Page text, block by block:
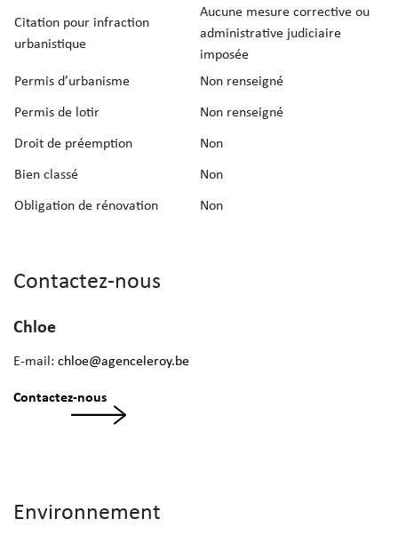
Citation pour infraction
urbanistique
Aucune mesure corrective ou
administrative judiciaire
imposée
Permis d’urbanisme
Non renseigné
Permis de lotir
Non renseigné
Droit de préemption
Non
Bien classé
Non
Obligation de rénovation
Non
Contactez-nous
Chloe
E-mail: chloe@agenceleroy.be
Contactez-nous
Environnement